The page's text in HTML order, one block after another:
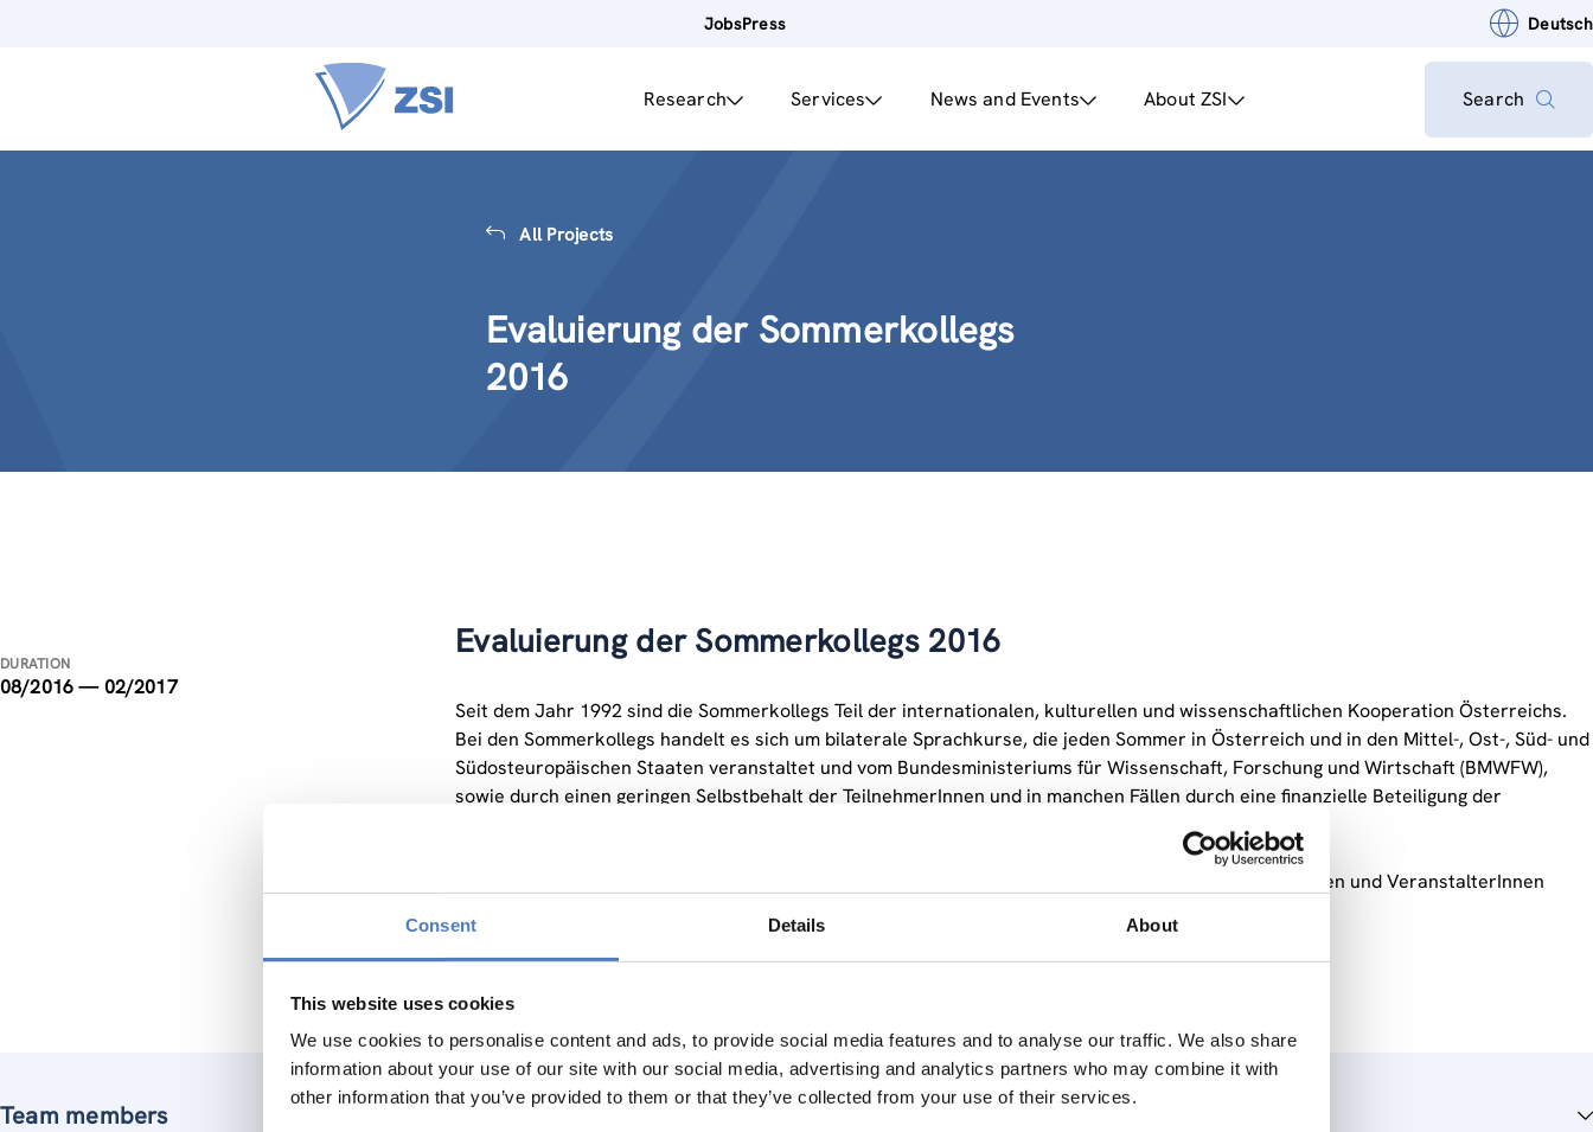
Consent Details About
This website uses cookies
We use cookies to personalise content and ads, to provide social media features and to analyse our traffic. We also share
information about your use of our site with our social media, advertising and analytics partners who may combine it with
other information that you’ve provided to them or that they’ve collected from your use of their services.
JobsPress Deutsch
Research Services News and Events About ZSI Search
All Projects
Evaluierung der Sommerkollegs
2016
DURATION
08/2016 — 02/2017
Evaluierung der Sommerkollegs 2016
Seit dem Jahr 1992 sind die Sommerkollegs Teil der internationalen, kulturellen und wissenschaftlichen Kooperation Österreichs.
Bei den Sommerkollegs handelt es sich um bilaterale Sprachkurse, die jeden Sommer in Österreich und in den Mittel-, Ost-, Süd- und
Südosteuropäischen Staaten veranstaltet und vom Bundesministeriums für Wissenschaft, Forschung und Wirtschaft (BMWFW),
sowie durch einen geringen Selbstbehalt der TeilnehmerInnen und in manchen Fällen durch eine finanzielle Beteiligung der
Die Sommerkollegs 2016 werden wie bereits 2015 vom ZSI mittels einer Befragung von TeilnehmerInnen und VeranstalterInnen
Team members